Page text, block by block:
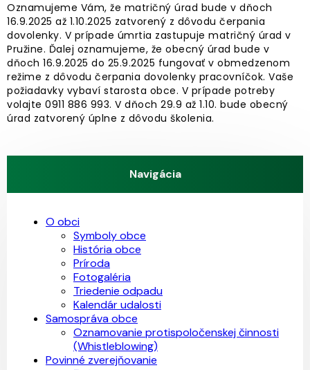
Oznamujeme Vám, že matričný úrad bude v dňoch
16.9.2025 až 1.10.2025 zatvorený z dôvodu čerpania
dovolenky. V prípade úmrtia zastupuje matričný úrad v
Pružine. Ďalej oznamujeme, že obecný úrad bude v
dňoch 16.9.2025 do 25.9.2025 fungovať v obmedzenom
režime z dôvodu čerpania dovolenky pracovníčok. Vaše
požiadavky vybaví starosta obce. V prípade potreby
volajte 0911 886 993. V dňoch 29.9 až 1.10. bude obecný
úrad zatvorený úplne z dôvodu školenia.
Navigácia
O obci
Symboly obce
História obce
Príroda
Fotogaléria
Triedenie odpadu
Kalendár udalosti
Samospráva obce
Oznamovanie protispoločenskej činnosti
(Whistleblowing)
Povinné zverejňovanie